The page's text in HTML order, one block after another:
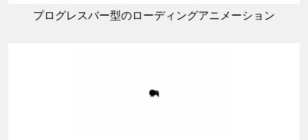
プログレスバー型のローディングアニメーション